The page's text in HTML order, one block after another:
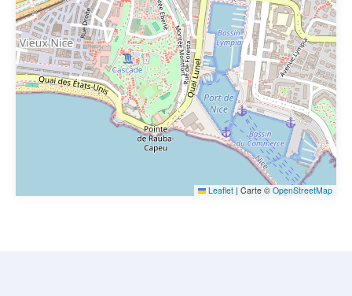
Leaflet | Carte © OpenStreetMap